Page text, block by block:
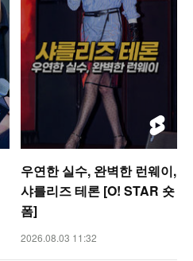
우연한 실수, 완벽한 런웨이,
샤를리즈 테론 [O! STAR 숏
폼]
2026.08.03 11:32